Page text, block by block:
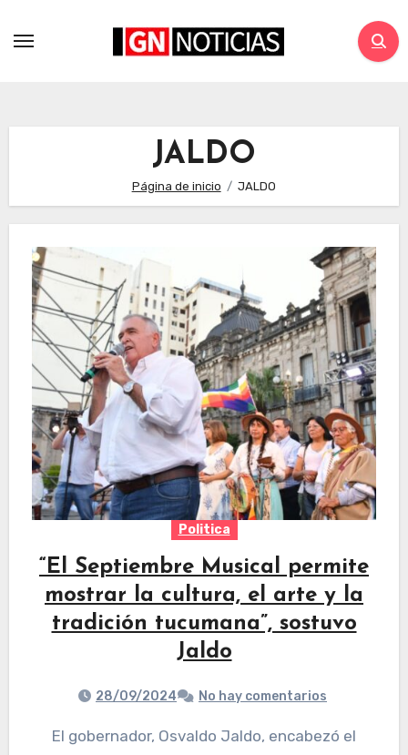
JALDO
Página de inicio JALDO
Politica
“El Septiembre Musical permite
mostrar la cultura, el arte y la
tradición tucumana”, sostuvo
Jaldo
28/09/2024 No hay comentarios
El gobernador, Osvaldo Jaldo, encabezó el